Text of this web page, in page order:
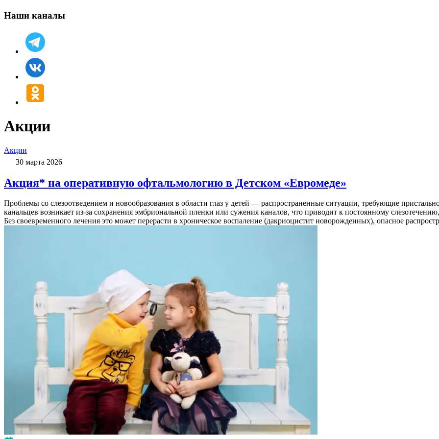
Наши каналы
Акции
Акции
30 марта 2026
Акция* на оперативную офтальмологию в Детском «Евромеде»
Проблемы со слезоотведением и новообразования в области глаз у детей — распространенные ситуации, требующие
канальцев возникает из-за сохранения эмбриональной пленки или сужения каналов, что приводит к постоянному
Без своевременного лечения это может перерасти в хроническое воспаление (дакриоцистит новорожденных), опасное